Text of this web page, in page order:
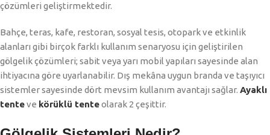
çözümleri geliştirmektedir.
Bahçe, teras, kafe, restoran, sosyal tesis, otopark ve etkinlik
alanları gibi birçok farklı kullanım senaryosu için geliştirilen
gölgelik çözümleri; sabit veya yarı mobil yapıları sayesinde alan
ihtiyacına göre uyarlanabilir. Dış mekâna uygun branda ve taşıyıcı
sistemler sayesinde dört mevsim kullanım avantajı sağlar. Ayaklı
tenteve körüklü tenteolarak 2 çeşittir.